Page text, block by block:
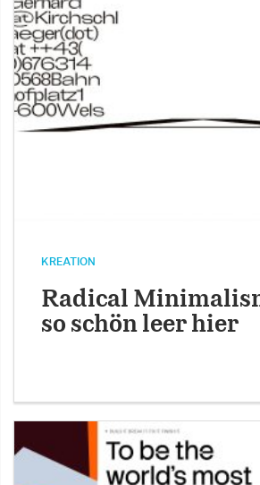
KREATION
Radical
so schön leer hier